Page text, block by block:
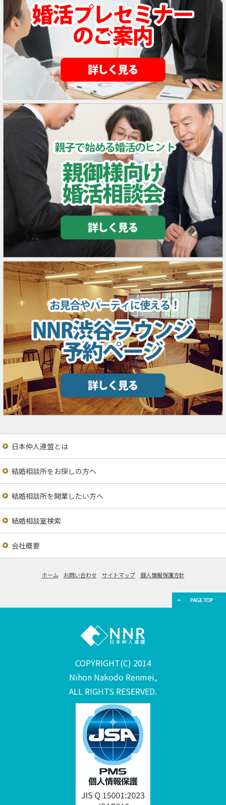
日本仲人連盟とは
結婚相談所をお探しの方へ
結婚相談所を開業したい方へ
結婚相談室検索
会社概要
ホーム お問い合わせ サイトマップ 個人情報保護方針
COPYRIGHT(C) 2014
Nihon Nakodo Renmei,
ALL RIGHTS RESERVED.